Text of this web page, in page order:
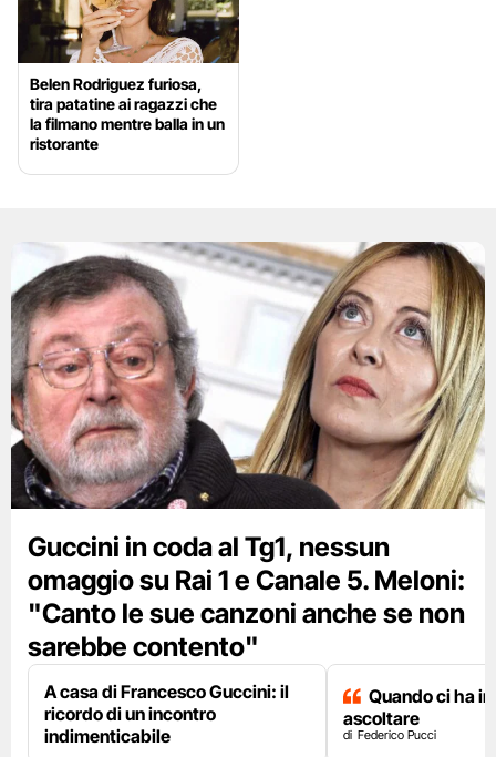
Belen Rodriguez furiosa,
tira patatine ai ragazzi che
la filmano mentre balla in un
ristorante
Guccini in coda al Tg1, nessun
omaggio su Rai 1 e Canale 5. Meloni:
"Canto le sue canzoni anche se non
sarebbe contento"
A casa di Francesco Guccini: il
ricordo di un incontro
indimenticabile
Quando ci ha
ascoltare
Federico Pucci